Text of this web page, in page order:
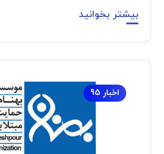
بیشتر بخوانید
اخبار 95